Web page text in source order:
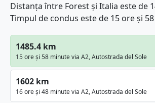
Distanța între Forest și Italia este de
Timpul de condus este de 15 ore și
1485.4 km
15 ore și 58 minute via A2, Autostrada del Sole
1602 km
16 ore și 48 minute via A2, Autostrada del Sole